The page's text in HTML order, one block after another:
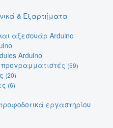
& Εξαρτήματα
αξεσουάρ Arduino
Arduino
(59)
(20)
(6)
εργαστηρίου